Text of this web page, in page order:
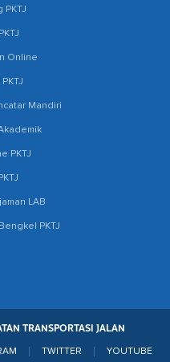
PKTJ
Online
Mandiri
PKTJ
LAB
PKTJ
TRANSPORTASI JALAN
TWITTER YOUTUBE